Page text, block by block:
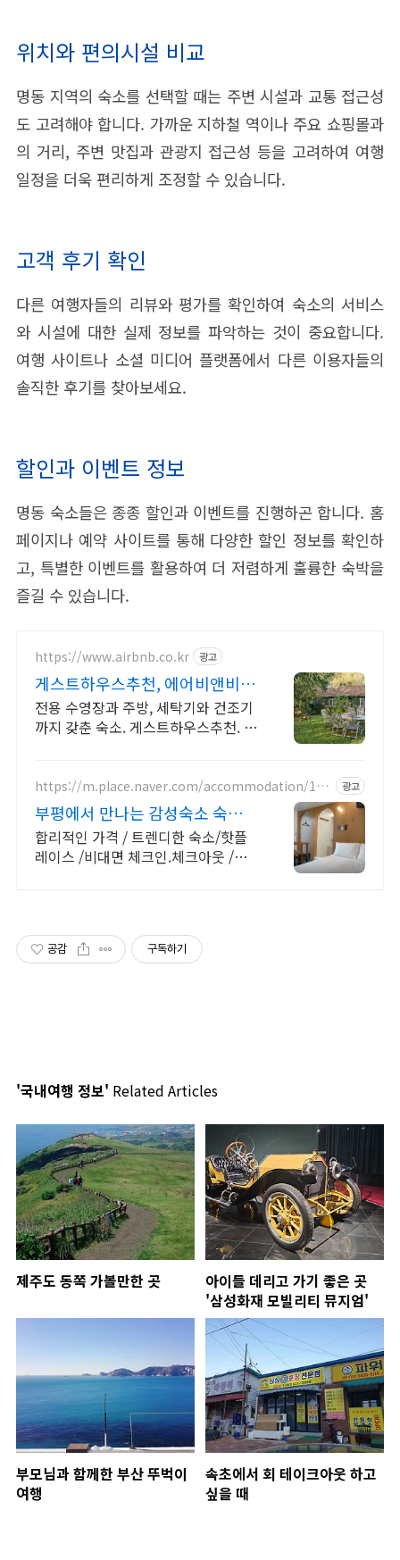
위치와 편의시설 비교
명동 지역의 숙소를 선택할 때는 주변 시설과 교통 접근성
도 고려해야 합니다. 가까운 지하철 역이나 주요 쇼핑몰과
의 거리, 주변 맛집과 관광지 접근성 등을 고려하여 여행
일정을 더욱 편리하게 조정할 수 있습니다.
고객 후기 확인
다른 여행자들의 리뷰와 평가를 확인하여 숙소의 서비스
와 시설에 대한 실제 정보를 파악하는 것이 중요합니다.
여행 사이트나 소셜 미디어 플랫폼에서 다른 이용자들의
솔직한 후기를 찾아보세요.
할인과 이벤트 정보
명동 숙소들은 종종 할인과 이벤트를 진행하곤 합니다. 홈
페이지나 예약 사이트를 통해 다양한 할인 정보를 확인하
고, 특별한 이벤트를 활용하여 더 저렴하게 훌륭한 숙박을
즐길 수 있습니다.
https://www.airbnb.co.kr 광고
게스트하우스추천, 에어비앤비
여행지에서도 우리집처럼
전용 수영장과 주방, 세탁기와 건조기
까지 갖춘 숙소. 게스트하우스추천. 전
https://m.place.naver.com/accommodation/124
광고
부평에서 만나는 감성숙소 숙소
전용 주차장 완비
합리적인 가격 / 트렌디한 숙소/핫플
레이스 /비대면 체크인.체크아웃 /전
공감 구독하기
'국내여행 정보' Related Articles
제주도 동쪽 가볼만한 곳
아이들 데리고 가기 좋은 곳
'삼성화재 모빌리티 뮤지엄'
부모님과 함께한 부산 뚜벅이
여행
속초에서 회 테이크아웃 하고
싶을 때